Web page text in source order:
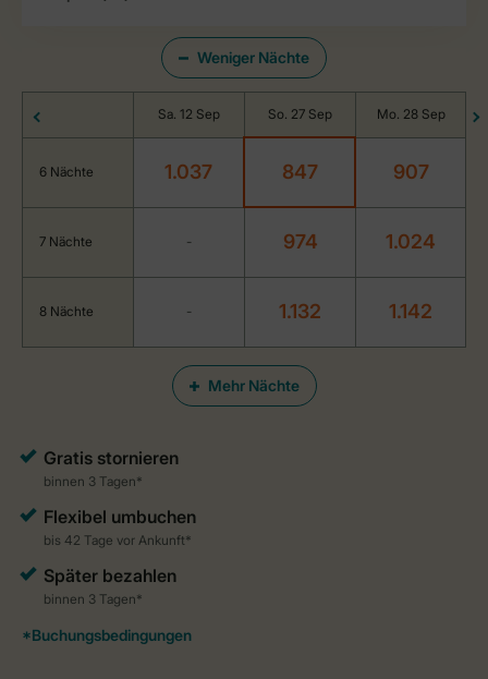
Weniger Nächte
Mehr Nächte
Sa. 12 Sep So. 27 Sep Mo. 28 Sep
6 Nächte 1.037 847 907
7 Nächte - 974 1.024
8 Nächte - 1.132 1.142